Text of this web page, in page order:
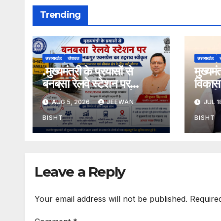
Trending
उत्तराखंड चंपावत
.मुख्यमंत्री के प्रयासों से
बनबसा रेलवे स्टेशन पर
अछनेरा-टनकपुर एक्सप्रेस का
ठहराव हुआ स्वीकृत
AUG 5, 2026 JEEWAN
BISHT
उत्तराखंड
मार्ग
JUL
BISHT
Leave a Reply
Your email address will not be published.